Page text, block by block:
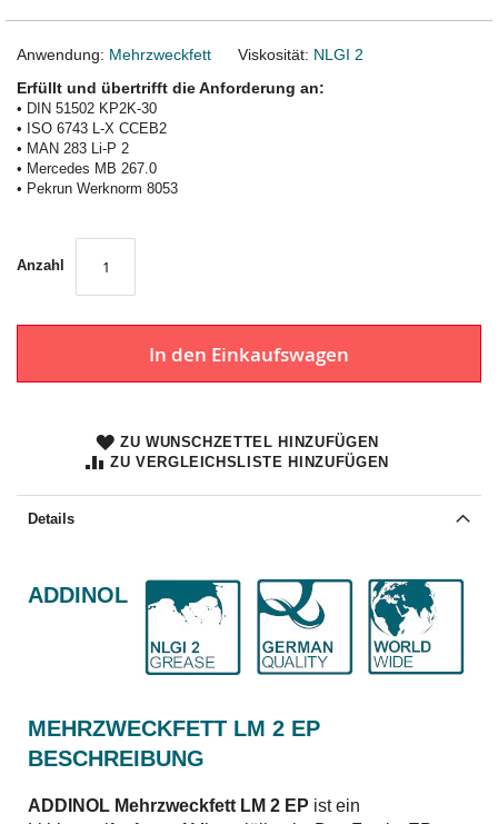
Anwendung: Mehrzweckfett Viskosität: NLGI 2
Erfüllt und übertrifft die Anforderung an:
• DIN 51502 KP2K-30
• ISO 6743 L-X CCEB2
• MAN 283 Li-P 2
• Mercedes MB 267.0
• Pekrun Werknorm 8053
Anzahl
In den Einkaufswagen
ZU WUNSCHZETTEL HINZUFÜGEN
ZU VERGLEICHSLISTE HINZUFÜGEN
Details
ADDINOL
MEHRZWECKFETT LM 2 EP
BESCHREIBUNG
ADDINOL Mehrzweckfett LM 2 EP ist ein